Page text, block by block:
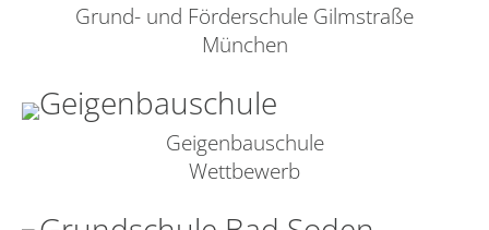
Grund- und Förderschule Gilmstraße
München
Geigenbauschule
Wettbewerb